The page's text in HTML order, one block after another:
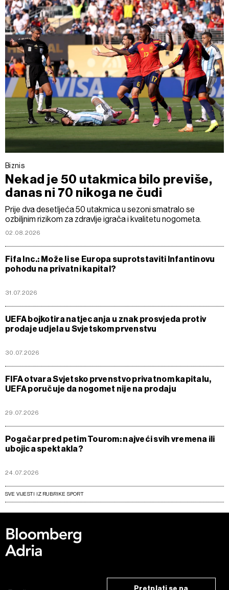
Biznis
Nekad je 50 utakmica bilo previše,
danas ni 70 nikoga ne čudi
Prije dva desetljeća 50 utakmica u sezoni smatralo se
ozbiljnim rizikom za zdravlje igrača i kvalitetu nogometa.
02.08.2026
Fifa Inc.: Može li se Europa suprotstaviti Infantinovu
pohodu na privatni kapital?
31.07.2026
UEFA bojkotira natjecanja u znak prosvjeda protiv
prodaje udjela u Svjetskom prvenstvu
30.07.2026
FIFA otvara Svjetsko prvenstvo privatnom kapitalu,
UEFA poručuje da nogomet nije na prodaju
29.07.2026
Pogačar pred petim Tourom: najveći svih vremena ili
ubojica spektakla?
24.07.2026
SVE VIJESTI IZ RUBRIKE SPORT